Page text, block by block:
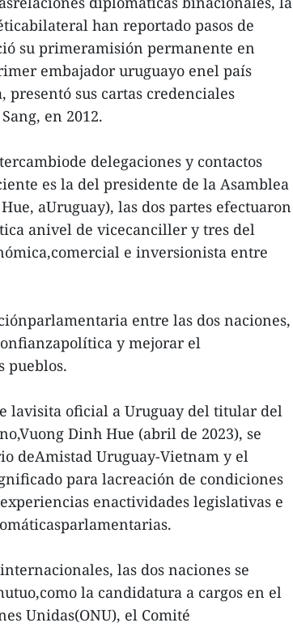
han reportado pasos de
su primeramisión permanente en
embajador uruguayo enel país
sus cartas credenciales
en 2012.
delegaciones y contactos
es la del presidente de la Asamblea
aUruguay), las dos partes efectuaron
anivel de vicecanciller y tres del
e inversionista entre
entre las dos naciones,
y mejorar el
pueblos.
lavisita oficial a Uruguay del titular del
Dinh Hue (abril de 2023), se
deAmistad Uruguay-Vietnam y el
para lacreación de condiciones
enactividades legislativas e
las dos naciones se
la candidatura a cargos en el
Unidas(ONU), el Comité